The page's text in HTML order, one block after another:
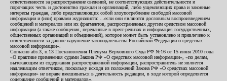
ответственности за распространение сведений, не соответствующих действительности и
порочащих честь и достоинство граждан и организаций, либо ущемляющих права и законные
интересы граждан, либо представляющих собой злоупотребление свободой массовой
информации и (или) правами журналиста: ...если они являются дословным воспроизведением
сообщений и материалов или их фрагментов, распространенных другим средством массовой
информации (а также сообщения, переданные в пресс-релизах и информация государственных,
общественных организаций и объединений), которое может быть установлено и привлечено к
ответственности за данное нарушение законодательства Российской Федерации о средствах
массовой информации».
Согласно абз.3, п.13 Постановления Пленума Верховного Суда РФ №16 от 15 июня 2010 года
«О практике применения судами Закона РФ «О средствах массовой информации», «по делам,
вытекающим из содержания распространенной информации, распространитель не является
надлежащим ответчиком, поскольку исходя из положений Закона РФ «О средствах массовой
информации» не вправе вмешиваться в деятельность редакции, в ходе которой определяется
содержание сообщений и материалов».